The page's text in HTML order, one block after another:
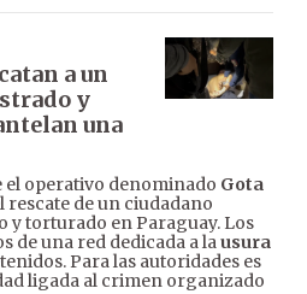
a un
y
una
el operativo denominado Gota
rescate de un ciudadano
y torturado en Paraguay. Los
de una red dedicada a lausura
Para las autoridades es
ligada al crimen organizado